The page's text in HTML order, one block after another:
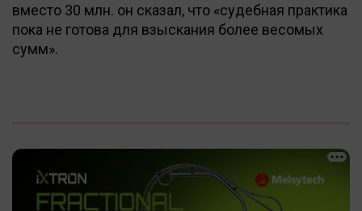
вместо 30 млн. он сказал, что «судебная практика
пока не готова для взыскания более весомых
сумм».